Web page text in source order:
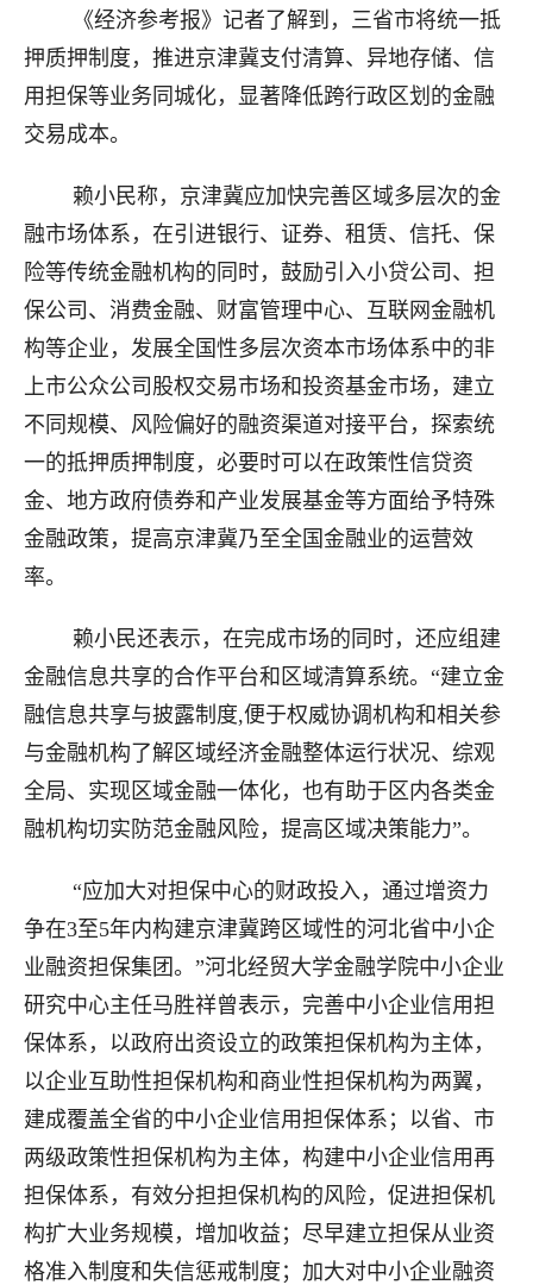
《经济参考报》记者了解到，三省市将统一抵
押质押制度，推进京津冀支付清算、异地存储、信
用担保等业务同城化，显著降低跨行政区划的金融
交易成本。
赖小民称，京津冀应加快完善区域多层次的金
融市场体系，在引进银行、证券、租赁、信托、保
险等传统金融机构的同时，鼓励引入小贷公司、担
保公司、消费金融、财富管理中心、互联网金融机
构等企业，发展全国性多层次资本市场体系中的非
上市公众公司股权交易市场和投资基金市场，建立
不同规模、风险偏好的融资渠道对接平台，探索统
一的抵押质押制度，必要时可以在政策性信贷资
金、地方政府债券和产业发展基金等方面给予特殊
金融政策，提高京津冀乃至全国金融业的运营效
率。
赖小民还表示，在完成市场的同时，还应组建
金融信息共享的合作平台和区域清算系统。“建立金
融信息共享与披露制度,便于权威协调机构和相关参
与金融机构了解区域经济金融整体运行状况、综观
全局、实现区域金融一体化，也有助于区内各类金
融机构切实防范金融风险，提高区域决策能力”。
“应加大对担保中心的财政投入，通过增资力
争在3至5年内构建京津冀跨区域性的河北省中小企
业融资担保集团。”河北经贸大学金融学院中小企业
研究中心主任马胜祥曾表示，完善中小企业信用担
保体系，以政府出资设立的政策担保机构为主体，
以企业互助性担保机构和商业性担保机构为两翼，
建成覆盖全省的中小企业信用担保体系；以省、市
两级政策性担保机构为主体，构建中小企业信用再
担保体系，有效分担担保机构的风险，促进担保机
构扩大业务规模，增加收益；尽早建立担保从业资
格准入制度和失信惩戒制度；加大对中小企业融资